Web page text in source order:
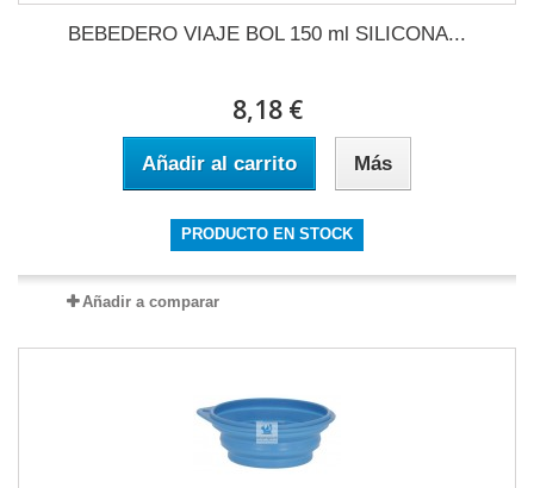
BEBEDERO VIAJE BOL 150 ml SILICONA...
8,18 €
Añadir al carrito Más
PRODUCTO EN STOCK
Añadir a comparar